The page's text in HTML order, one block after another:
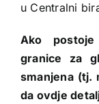
u Centralni
Ako
granice za
smanjena (tj.
da ovdje